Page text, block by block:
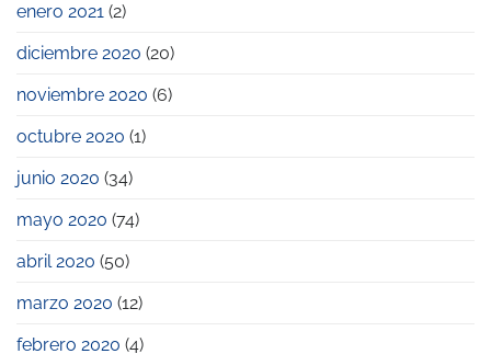
enero 2021 (2)
diciembre 2020 (20)
noviembre 2020 (6)
octubre 2020 (1)
junio 2020 (34)
mayo 2020 (74)
abril 2020 (50)
marzo 2020 (12)
febrero 2020 (4)